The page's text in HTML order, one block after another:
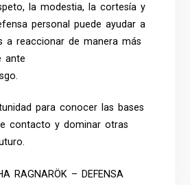
la modestia, la cortesía y
personal puede ayudar a
a reaccionar de manera más
ante
para conocer las bases
contacto y dominar otras
RAGNARÖK – DEFENSA